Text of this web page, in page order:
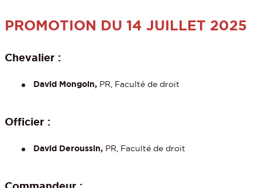
PROMOTION DU 14 JUILLET 2025
Chevalier :
David Mongoin, PR, Faculté de droit
Officier :
David Deroussin, PR, Faculté de droit
Commandeur :